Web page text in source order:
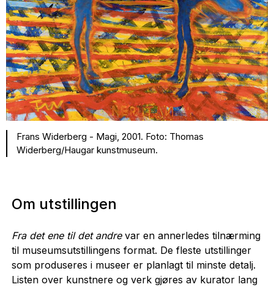
Frans Widerberg - Magi, 2001. Foto: Thomas
Widerberg/Haugar kunstmuseum.
Om utstillingen
Fra det ene til det andrevar en annerledes tilnærming
til museumsutstillingens format. De fleste utstillinger
som produseres i museer er planlagt til minste detalj.
Listen over kunstnere og verk gjøres av kurator lang